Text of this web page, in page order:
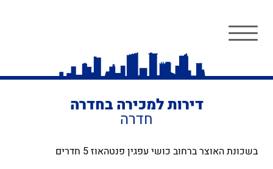
דירות למכירה בחדרה
חדרה
בשכונת האוצר ברחוב כושי עפגין פנטהאוז 5 חדרים